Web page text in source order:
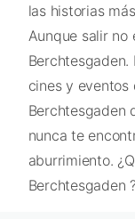
las historias
Aunque salir no
cines y
Berchtesgaden
nunca te
aburrimiento.
Berchtesgaden ?